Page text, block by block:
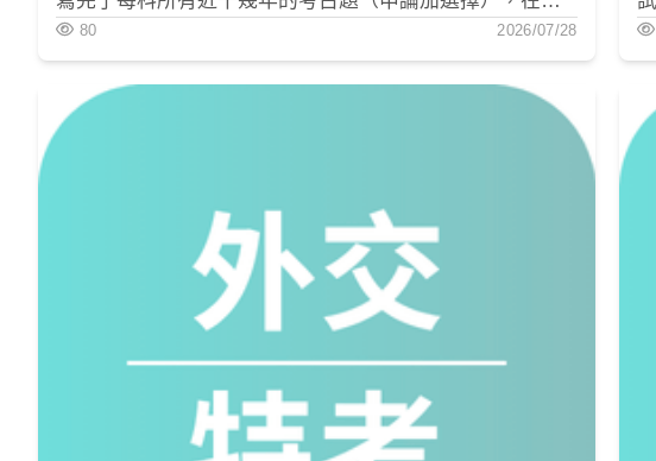
理論將不再是理論，而是一個可以用來了解生活的工具跟方法。
情形下，考場上的一切變得從從容容、游刃有餘。
80 2026/07/28